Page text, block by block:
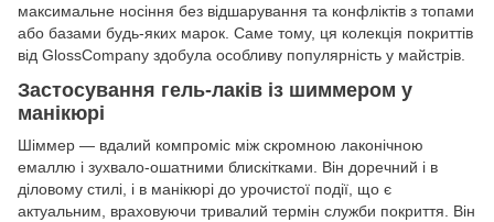
максимальне носіння без відшарування та конфліктів з топами
або базами будь-яких марок. Саме тому, ця колекція покриттів
від GlossCompany здобула особливу популярність у майстрів.
Застосування гель-лаків із шиммером у
манікюрі
Шіммер — вдалий компроміс між скромною лаконічною
емаллю і зухвало-ошатними блискітками. Він доречний і в
діловому стилі, і в манікюрі до урочистої події, що є
актуальним, враховуючи тривалий термін служби покриття. Він